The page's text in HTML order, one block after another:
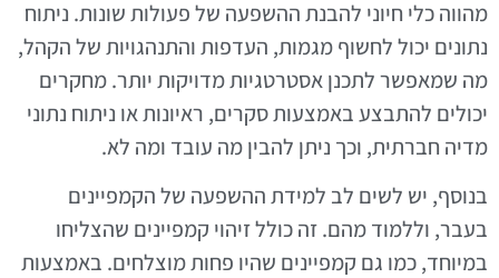
מהווה כלי חיוני להבנת ההשפעה של פעולות שונות. ניתוח
נתונים יכול לחשוף מגמות, העדפות והתנהגויות של הקהל,
מה שמאפשר לתכנן אסטרטגיות מדויקות יותר. מחקרים
יכולים להתבצע באמצעות סקרים, ראיונות או ניתוח נתוני
מדיה חברתית, וכך ניתן להבין מה עובד ומה לא.
בנוסף, יש לשים לב למידת ההשפעה של הקמפיינים
בעבר, וללמוד מהם. זה כולל זיהוי קמפיינים שהצליחו
במיוחד, כמו גם קמפיינים שהיו פחות מוצלחים. באמצעות